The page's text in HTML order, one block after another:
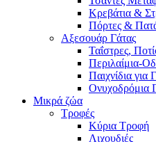
Κρεβάτια &
Πόρτες &
Αξεσουάρ Γάτας
Ταΐστρες,
Περιλαίμια-
Παιχνίδια για
Ονυχοδρόμια
Μικρά ζώα
Τροφές
Κύρια Τροφή
Λιχουδιές